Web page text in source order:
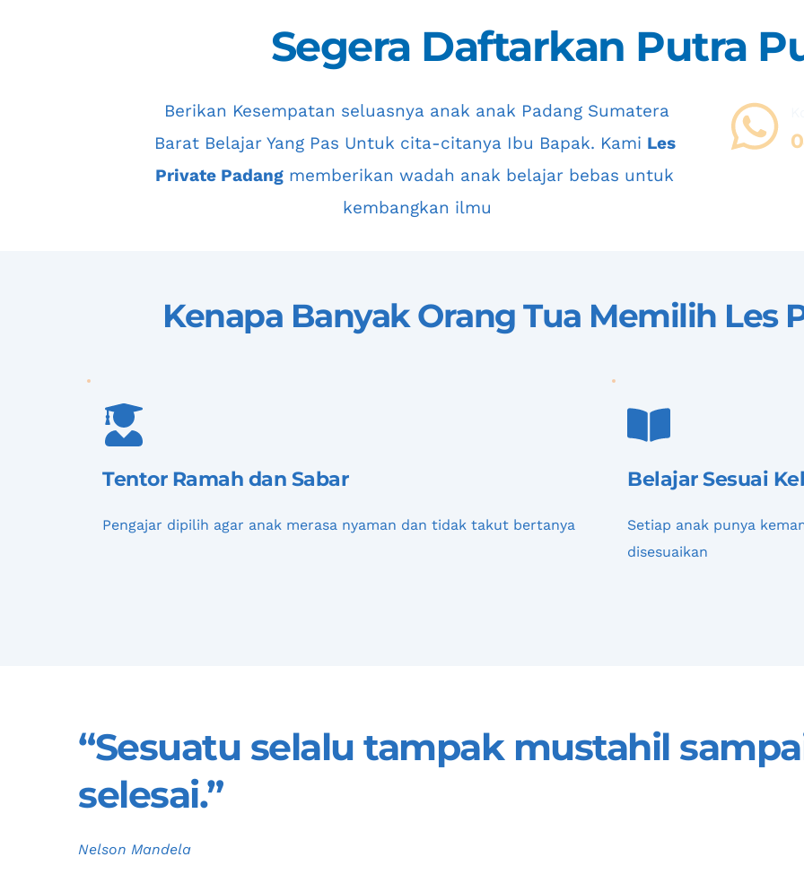
Segera Daftarkan Putra
Berikan Kesempatan seluasnya anak anak Padang Sumatera
Barat Belajar Yang Pas Untuk cita-citanya Ibu Bapak. Kami Les
Private Padang memberikan wadah anak belajar bebas untuk
kembangkan ilmu
Kenapa Banyak Orang Tua Memilih Les
Tentor Ramah dan Sabar
Pengajar dipilih agar anak merasa nyaman dan tidak takut bertanya
Belajar Sesuai
Setiap anak punya
disesuaikan
“Sesuatu selalu tampak mustahil
selesai.”
Nelson Mandela